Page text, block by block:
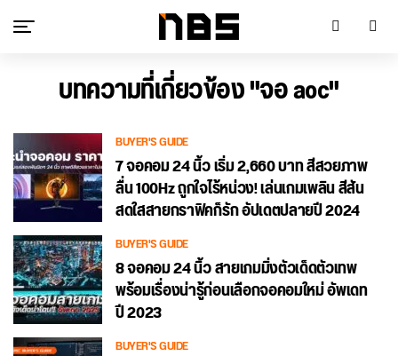
บทความที่เกี่ยวข้อง "จอ aoc"
BUYER'S GUIDE
7 จอคอม 24 นิ้ว เริ่ม 2,660 บาท สีสวยภาพ
ลื่น 100Hz ถูกใจไร้หน่วง! เล่นเกมเพลิน สีสัน
สดใสสายกราฟิคก็รัก อัปเดตปลายปี 2024
BUYER'S GUIDE
8 จอคอม 24 นิ้ว สายเกมมิ่งตัวเด็ดตัวเทพ
พร้อมเรื่องน่ารู้ก่อนเลือกจอคอมใหม่ อัพเดท
ปี 2023
BUYER'S GUIDE